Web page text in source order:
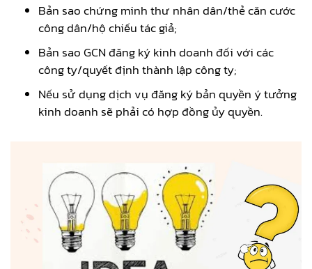
Bản sao chứng minh thư nhân dân/thẻ căn cước
công dân/hộ chiếu tác giả;
Bản sao GCN đăng ký kinh doanh đối với các
công ty/quyết định thành lập công ty;
Nếu sử dụng dịch vụ đăng ký bản quyền ý tưởng
kinh doanh sẽ phải có hợp đồng ủy quyền.